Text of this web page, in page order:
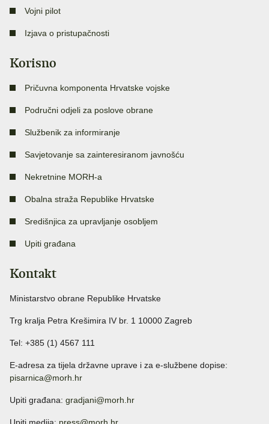
Vojni pilot
Izjava o pristupačnosti
Korisno
Pričuvna komponenta Hrvatske vojske
Područni odjeli za poslove obrane
Službenik za informiranje
Savjetovanje sa zainteresiranom javnošću
Nekretnine MORH-a
Obalna straža Republike Hrvatske
Središnjica za upravljanje osobljem
Upiti građana
Kontakt
Ministarstvo obrane Republike Hrvatske
Trg kralja Petra Krešimira IV br. 1 10000 Zagreb
Tel: +385 (1) 4567 111
E-adresa za tijela državne uprave i za e-službene dopise:
pisarnica@morh.hr
Upiti građana: gradjani@morh.hr